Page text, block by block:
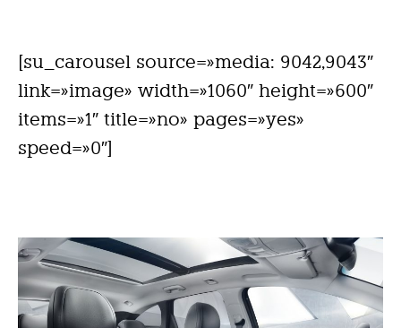
[su_carousel source=»media: 9042,9043″
link=»image» width=»1060″ height=»600″
items=»1″ title=»no» pages=»yes»
speed=»0″]